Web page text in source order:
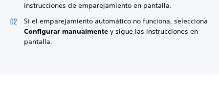
instrucciones de emparejamiento en pantalla.
Si el emparejamiento automático no funciona, selecciona
Configurar manualmente y sigue las instrucciones en
pantalla.